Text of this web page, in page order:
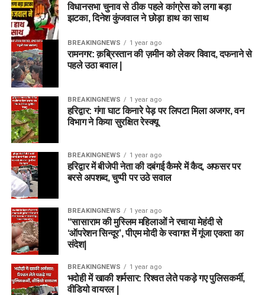
विधानसभा चुनाव से ठीक पहले कांग्रेस को लगा बड़ा
झटका, दिनेश कुंजवाल ने छोड़ा हाथ का साथ
BREAKINGNEWS 1 year ago
रामनगर: क़ब्रिस्तान की ज़मीन को लेकर विवाद, दफनाने से
पहले उठा बवाल |
BREAKINGNEWS 1 year ago
हरिद्वार: गंगा घाट किनारे पेड़ पर लिपटा मिला अजगर, वन
विभाग ने किया सुरक्षित रेस्क्यू
BREAKINGNEWS 1 year ago
हरिद्वार में बीजेपी नेता की दबंगई कैमरे में कैद, अफसर पर
बरसे अपशब्द, चुप्पी पर उठे सवाल
BREAKINGNEWS 1 year ago
“सासाराम की मुस्लिम महिलाओं ने रचाया मेहंदी से
‘ऑपरेशन सिन्दूर’, पीएम मोदी के स्वागत में गूंजा एकता का
संदेश|
BREAKINGNEWS 1 year ago
भदोही में खाकी शर्मसार: रिश्वत लेते पकड़े गए पुलिसकर्मी,
वीडियो वायरल |